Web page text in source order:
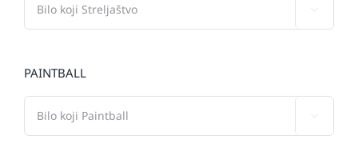
PAINTBALL